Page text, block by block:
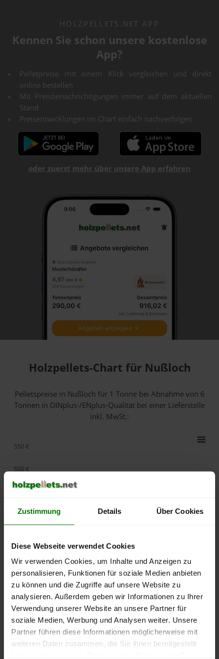
Zustimmung Details Über Cookies
Diese Webseite verwendet Cookies
Wir verwenden Cookies, um Inhalte und Anzeigen zu
personalisieren, Funktionen für soziale Medien anbieten
zu können und die Zugriffe auf unsere Website zu
analysieren. Außerdem geben wir Informationen zu Ihrer
Verwendung unserer Website an unsere Partner für
soziale Medien, Werbung und Analysen weiter. Unsere
Partner führen diese Informationen möglicherweise mit
weiteren Daten zusammen, die Sie ihnen bereitgestellt
HOLZPELLETS.NET APP
Kennen Sie schon unsere kostenlose
App?
Pelletpreise mit einem Klick vergleichen und direkt
online bestellen
Mit Preisbenachrichtigungen immer auf dem aktuellen
Stand
Preisentwicklungen im Chart einfach nachverfolgen
oder zuerst mehr über unsere App erfahren
Holzpellets-Chart für Nußloch
Pelletspreise in Nußloch für 1 Tonne bei Abnahmevon 6
Tonnen in DINplus-/ENplus-Qualität bei einer Lieferstelle
inkl. MwSt.:
lose Ware Sackware
September
2025
Januar
2026
Mai
2026
250 €
300 €
400 €
500 €
550 €
Die aktuelle Preisentwicklung für Holzpellets in Deutschland
können Sie jederzeit auf unsererPelletspreise-Seite